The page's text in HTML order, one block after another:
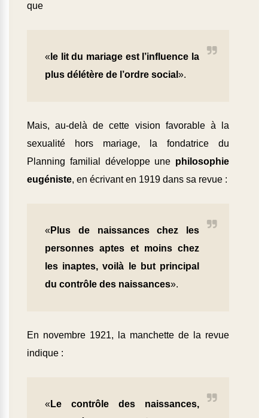
que
« le lit du mariage est l’influence la
plus délétère de l’ordre social ».
Mais, au-delà de cette vision favorable à la
sexualité hors mariage, la fondatrice du
Planning familial développe une philosophie
eugéniste, en écrivant en 1919 dans sa revue :
«Plus de naissances chez les
personnes aptes et moins chez
les inaptes, voilà le but principal
du contrôle des naissances».
En novembre 1921, la manchette de la revue
indique :
«Le contrôle des naissances,